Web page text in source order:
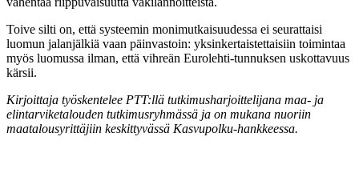
Toive silti on, että systeemin monimutkaisuudessa ei seurattaisi
luomun jalanjälkiä vaan päinvastoin: yksinkertaistettaisiin toimintaa
myös luomussa ilman, että vihreän Eurolehti-tunnuksen uskottavuus
kärsii.
Kirjoittaja työskentelee PTT:llä tutkimusharjoittelijana maa- ja
elintarviketalouden tutkimusryhmässä ja on mukana nuoriin
maatalousyrittäjiin keskittyvässä Kasvupolku-hankkeessa.